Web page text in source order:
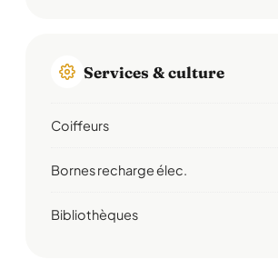
Services & culture
Coiffeurs
Bornes recharge élec.
Bibliothèques